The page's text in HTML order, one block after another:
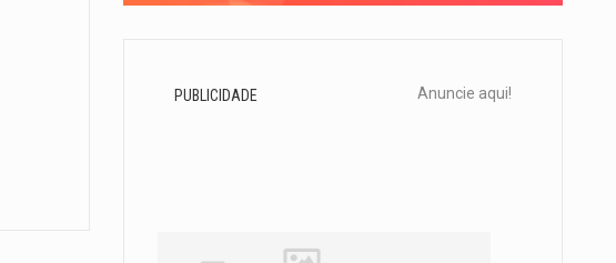
PUBLICIDADE Anuncie aqui!